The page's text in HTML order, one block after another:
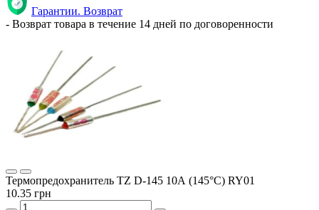
Гарантии. Возврат
- Возврат товара в течение 14 дней по договоренности
Термопредохранитель TZ D-145 10А (145°C) RY01
10.35 грн